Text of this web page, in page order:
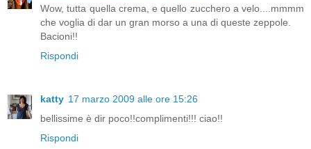
Wow, tutta quella crema, e quello zucchero a velo....mmmm
che voglia di dar un gran morso a una di queste zeppole.
Bacioni!!
Rispondi
katty 17 marzo 2009 alle ore 15:26
bellissime è dir poco!!complimenti!!! ciao!!
Rispondi